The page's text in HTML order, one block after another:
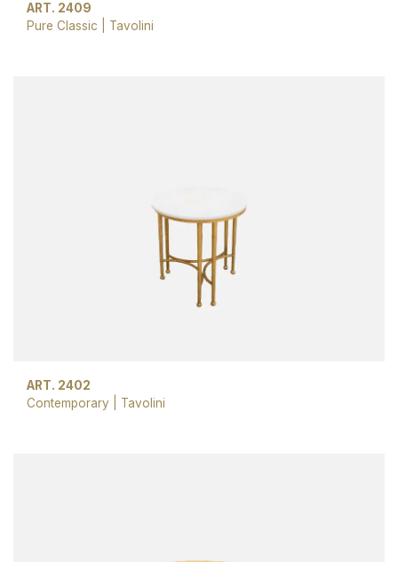
ART. 2409
Pure Classic
Tavolini
ART. 2402
Contemporary
Tavolini